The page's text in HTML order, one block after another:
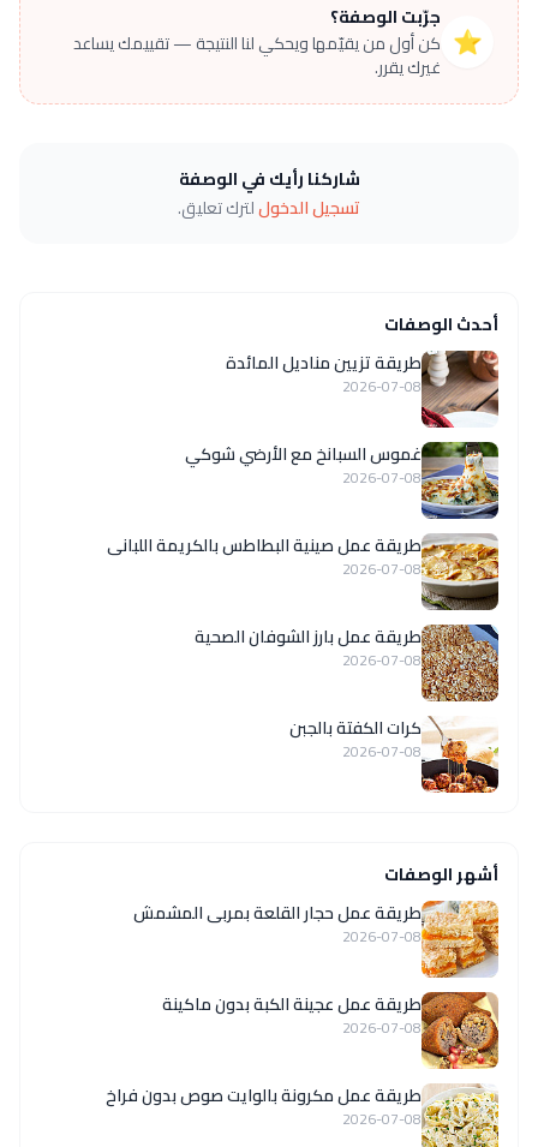
⭐
جرّبت الوصفة؟
كن أول من يقيّمها ويحكي لنا النتيجة — تقييمك يساعد
غيرك يقرر.
شاركنا رأيك في الوصفة
تسجيل الدخوللترك تعليق.
أحدث الوصفات
طريقة تزيين مناديل المائدة
2026-07-08
غموس السبانخ مع الأرضي شوكي
2026-07-08
طريقة عمل صينية البطاطس بالكريمة اللبانى
2026-07-08
طريقة عمل بارز الشوفان الصحية
2026-07-08
كرات الكفتة بالجبن
2026-07-08
أشهر الوصفات
طريقة عمل حجار القلعة بمربى المشمش
2026-07-08
طريقة عمل عجينة الكبة بدون ماكينة
2026-07-08
طريقة عمل مكرونة بالوايت صوص بدون فراخ
2026-07-08